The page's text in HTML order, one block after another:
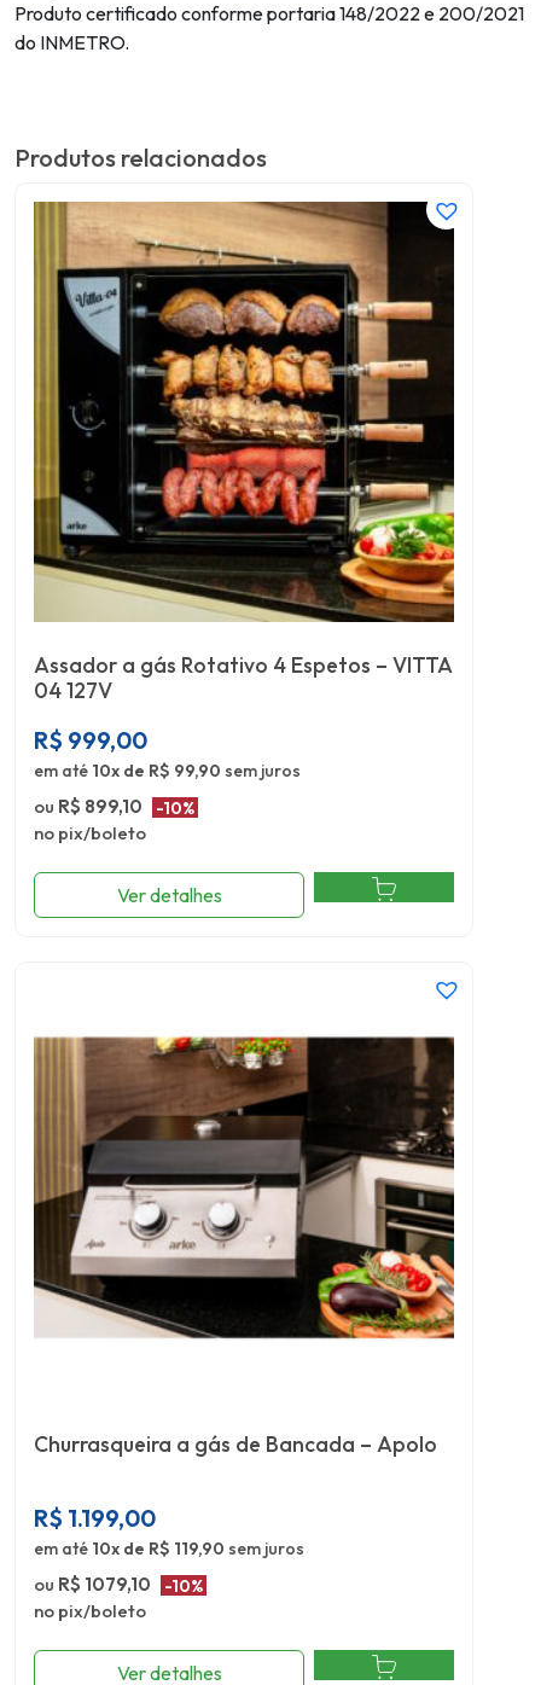
Produto certificado conforme portaria 148/2022 e 200/2021
do INMETRO.
Produtos relacionados
Assador a gás Rotativo 4 Espetos – VITTA
04 127V
R$ 999,00
em até 10x de R$ 99,90 sem juros
ou R$ 899,10 -10%
no pix/boleto
Ver detalhes
Churrasqueira a gás de Bancada – Apolo
R$ 1.199,00
em até 10x de R$ 119,90 sem juros
ou R$ 1079,10 -10%
no pix/boleto
Ver detalhes